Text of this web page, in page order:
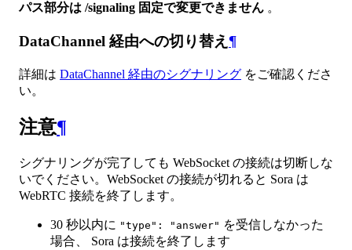
パス部分は /signaling 固定で変更できません 。
DataChannel 経由への切り替え ¶
詳細は DataChannel 経由のシグナリング をご確認くださ
い。
注意¶
シグナリングが完了しても WebSocket の接続は切断しな
いでください。WebSocket の接続が切れると Sora は
WebRTC 接続を終了します。
30 秒以内に "type": "answer" を受信しなかった
場合、 Sora は接続を終了します